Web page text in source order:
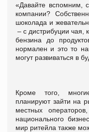
«Давайте вспомним,
компании?
шоколада и
– с дистрибуции чая,
бензина до
нормален и это то
могут развиваться в
Кроме того,
планируют зайти на
местных
национального
мир ритейла также